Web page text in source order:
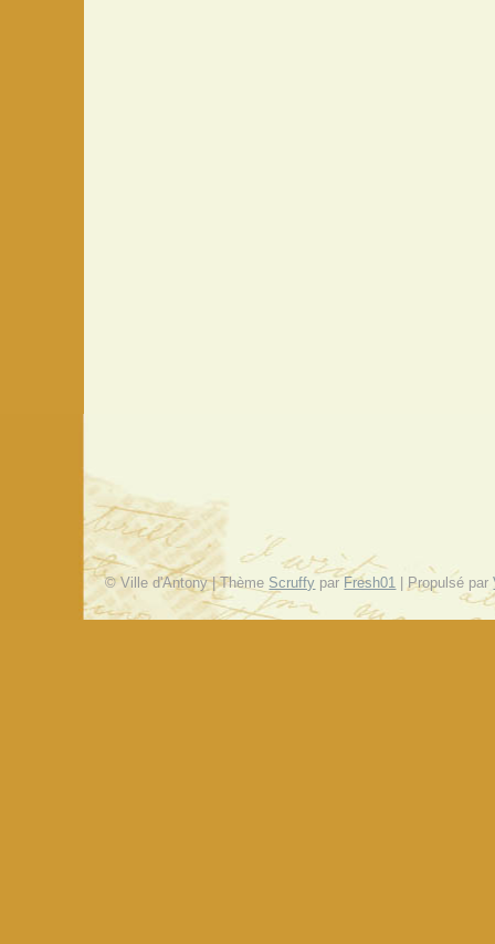
© Ville d'Antony | Thème Scruffy par Fresh01 | Propulsé par